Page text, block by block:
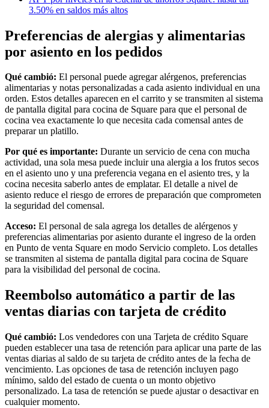
Vino y licor
Jardín
Acepta pagos
Haz un seguimiento del inventario
Agrega fuentes de ingresos
Haz un seguimiento del rendimiento
Haz que tus clientes regresen
Programa y paga a tu equipo
Vincula tu catálogo y configúralo rápidamente
Descubrir
Descripción general
Cambia a Square
Tipos
Salón de manicura y pedicura
Peluquería
Spa
Barbería
3.50% en saldos más altos
Preferencias de alergias y alimentarias
por asiento en los pedidos
Qué cambió: El personal puede agregar alérgenos, preferencias
alimentarias y notas personalizadas a cada asiento individual en una
orden. Estos detalles aparecen en el carrito y se transmiten al sistema
de pantalla digital para cocina de Square para que el personal de
cocina vea exactamente lo que necesita cada comensal antes de
preparar un platillo.
Por qué es importante: Durante un servicio de cena con mucha
actividad, una sola mesa puede incluir una alergia a los frutos secos
en el asiento uno y una preferencia vegana en el asiento tres, y la
cocina necesita saberlo antes de emplatar. El detalle a nivel de
asiento reduce el riesgo de errores de preparación que comprometen
la seguridad del comensal.
Acceso: El personal de sala agrega los detalles de alérgenos y
preferencias alimentarias por asiento durante el ingreso de la orden
en Punto de venta Square en modo Servicio completo. Los detalles
se transmiten al sistema de pantalla digital para cocina de Square
para la visibilidad del personal de cocina.
Reembolso automático a partir de las
ventas diarias con tarjeta de crédito
Qué cambió: Los vendedores con una Tarjeta de crédito Square
pueden establecer una tasa de retención para aplicar una parte de las
ventas diarias al saldo de su tarjeta de crédito antes de la fecha de
vencimiento. Las opciones de tasa de retención incluyen pago
mínimo, saldo del estado de cuenta o un monto objetivo
personalizado. La tasa de retención se puede ajustar o desactivar en
cualquier momento.